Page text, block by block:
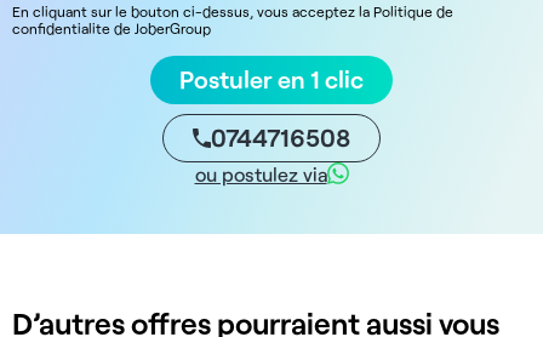
En cliquant sur le bouton ci-dessus, vous acceptez la Politique de
confidentialite de JoberGroup
Postuler en 1 clic
0744716508
ou postulez via
D’autres offres pourraient aussi vous